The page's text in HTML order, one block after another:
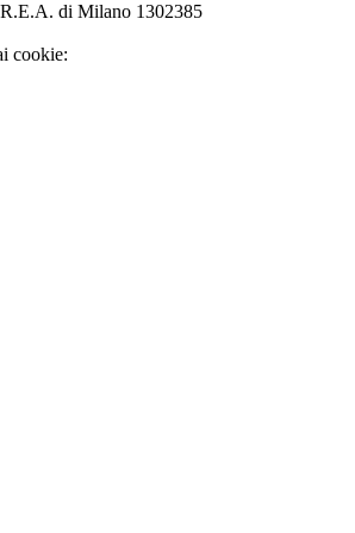
di Milano 1302385
cookie: